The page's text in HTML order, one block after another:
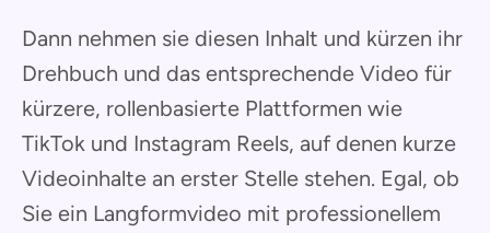
Dann nehmen sie diesen Inhalt und kürzen ihr
Drehbuch und das entsprechende Video für
kürzere, rollenbasierte Plattformen wie
TikTok und Instagram Reels, auf denen kurze
Videoinhalte an erster Stelle stehen. Egal, ob
Sie ein Langformvideo mit professionellem